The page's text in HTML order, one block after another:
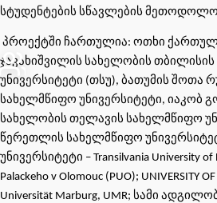
სტუდენტების სწავლების
პროექტში ჩართულია: ოთხი ქართული
ჯავახიშვილის სახელობის
უნივერსიტეტი (თსუ), ბათუმის შოთა
სახელმწიფო უნივერსიტეტი, იაკობ
სახელობის თელავის სახელმწიფო
წერეთლის სახელმწიფო
უნივერსიტეტი – Transilvania University of
Palackeho v Olomouc (PUO); UNIVERSITY
Universität Marburg, UMR; სამი